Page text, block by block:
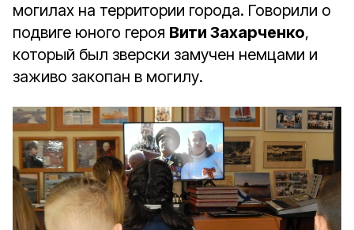
могилах на территории города. Говорили о
подвиге юного героя Вити Захарченко,
который был зверски замучен немцами и
заживо закопан в могилу.